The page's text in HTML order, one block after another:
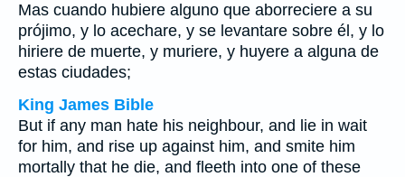
Mas cuando hubiere alguno que aborreciere a su
prójimo, y lo acechare, y se levantare sobre él, y lo
hiriere de muerte, y muriere, y huyere a alguna de
estas ciudades;
King James Bible
But if any man hate his neighbour, and lie in wait
for him, and rise up against him, and smite him
mortally that he die, and fleeth into one of these